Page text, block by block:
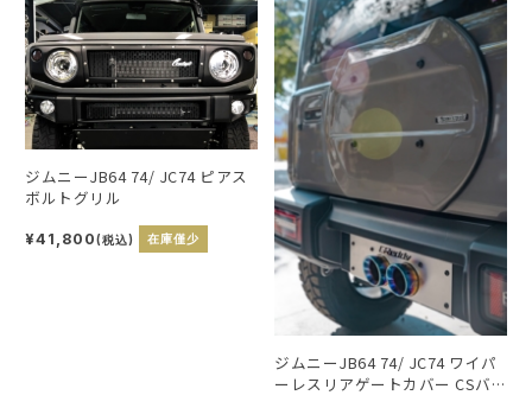
ジムニーJB64 74/ JC74 ピアス
ボルトグリル
¥41,800(税込) 在庫僅少
ジムニーJB64 74/ JC74 ワイパ
ーレスリアゲートカバー CSバ